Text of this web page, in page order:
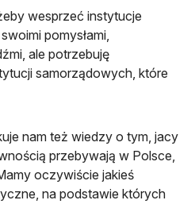
wesprzeć instytucje
pomysłami,
ale potrzebuję
samorządowych, które
nam też wiedzy o tym, jacy
przebywają w Polsce,
oczywiście jakieś
na podstawie których